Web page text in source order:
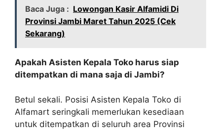
Baca Juga : Lowongan Kasir Alfamidi Di
Provinsi Jambi Maret Tahun 2025 (Cek
Sekarang)
Apakah Asisten Kepala Toko harus siap
ditempatkan di mana saja di Jambi?
Betul sekali. Posisi Asisten Kepala Toko di
Alfamart seringkali memerlukan kesediaan
untuk ditempatkan di seluruh area Provinsi